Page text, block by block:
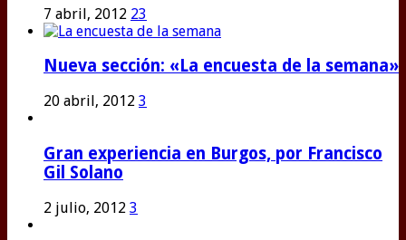
7 abril, 2012 23
Nueva sección: «La encuesta de la semana»
20 abril, 2012 3
Gran experiencia en Burgos, por Francisco
Gil Solano
2 julio, 2012 3